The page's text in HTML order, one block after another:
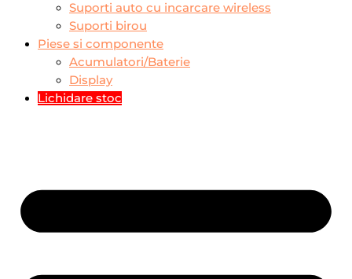
Suporti auto cu incarcare wireless
Suporti birou
Piese si componente
Acumulatori/Baterie
Display
Lichidare stoc